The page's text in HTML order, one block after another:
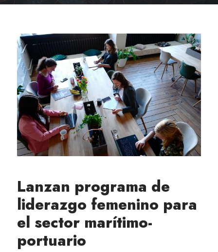
Lanzan programa de
liderazgo femenino para
el sector marítimo-
portuario